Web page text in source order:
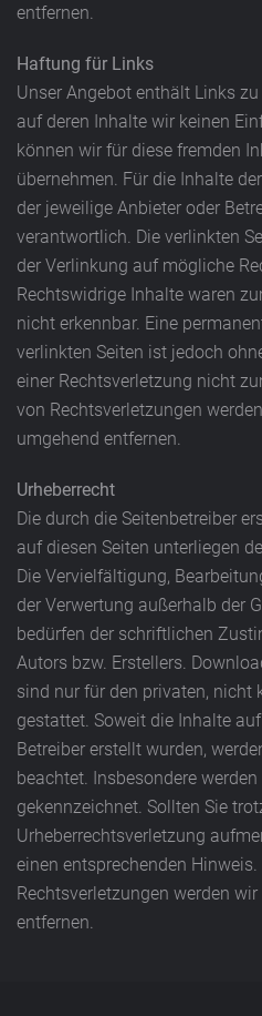
entfernen.
Haftung für Links
Unser Angebot enthält Links
auf deren Inhalte wir keinen
können wir für diese fremden
übernehmen. Für die Inhalte
der jeweilige Anbieter oder
verantwortlich. Die verlinkten
der Verlinkung auf mögliche
Rechtswidrige Inhalte waren
nicht erkennbar. Eine
verlinkten Seiten ist jedoch
einer Rechtsverletzung nicht
von Rechtsverletzungen
umgehend entfernen.
Urheberrecht
Die durch die Seitenbetreiber
auf diesen Seiten unterliegen
Die Vervielfältigung,
der Verwertung außerhalb der
bedürfen der schriftlichen
Autors bzw. Erstellers.
sind nur für den privaten, nicht
gestattet. Soweit die Inhalte
Betreiber erstellt wurden,
beachtet. Insbesondere
gekennzeichnet. Sollten Sie
Urheberrechtsverletzung
einen entsprechenden
Rechtsverletzungen werden
entfernen.